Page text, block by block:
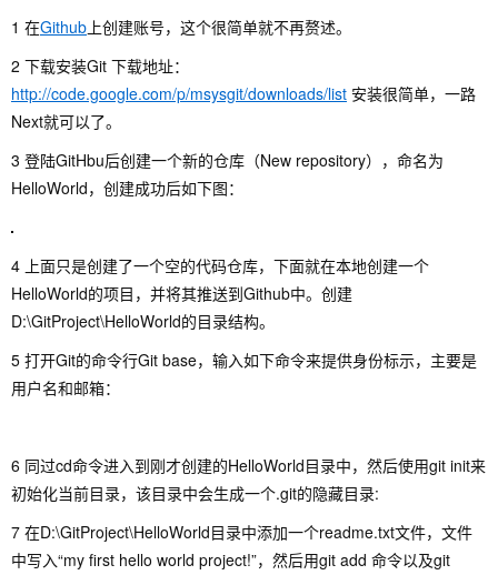
1 在Github 上创建账号，这个很简单就不再赘述。
2 下载安装Git 下载地址：
http://code.google.com/p/msysgit/downloads/list 安装很简单，一路
Next就可以了。
3 登陆GitHbu后创建一个新的仓库（New repository），命名为
HelloWorld，创建成功后如下图：
4 上面只是创建了一个空的代码仓库，下面就在本地创建一个
HelloWorld的项目，并将其推送到Github中。创建
D:\GitProject\HelloWorld的目录结构。
5 打开Git的命令行Git base，输入如下命令来提供身份标示，主要是
用户名和邮箱：
6 同过cd命令进入到刚才创建的HelloWorld目录中，然后使用git init来
初始化当前目录，该目录中会生成一个.git的隐藏目录:
7 在D:\GitProject\HelloWorld目录中添加一个readme.txt文件，文件
中写入“my first hello world project!”，然后用git add 命令以及git